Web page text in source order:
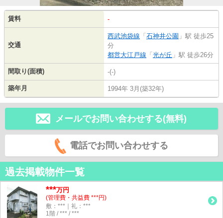
賃料 -
交通
西武池袋線 「 石神井公園 」駅 徒歩25
分
都営大江戸線 「 光が丘 」駅 徒歩26分
間取り(面積) -(-)
築年月 1994年 3月(築32年)
メールでお問い合わせする(無料)
電話でお問い合わせする
過去掲載物件一覧
***万円
(管理費・共益費 ***円)
敷：***｜礼：***
1階 / *** / ***